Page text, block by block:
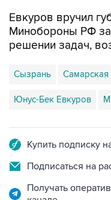
Евкуров вручил
Минобороны РФ за
решении задач,
Сызрань Самарская
Юнус-Бек Евкуров
Купить подписку
Подписаться на
Получать